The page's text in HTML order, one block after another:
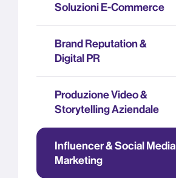
Soluzioni E-Commerce
Brand Reputation &
Digital PR
Produzione Video &
Storytelling Aziendale
Influencer & Social Media
Marketing